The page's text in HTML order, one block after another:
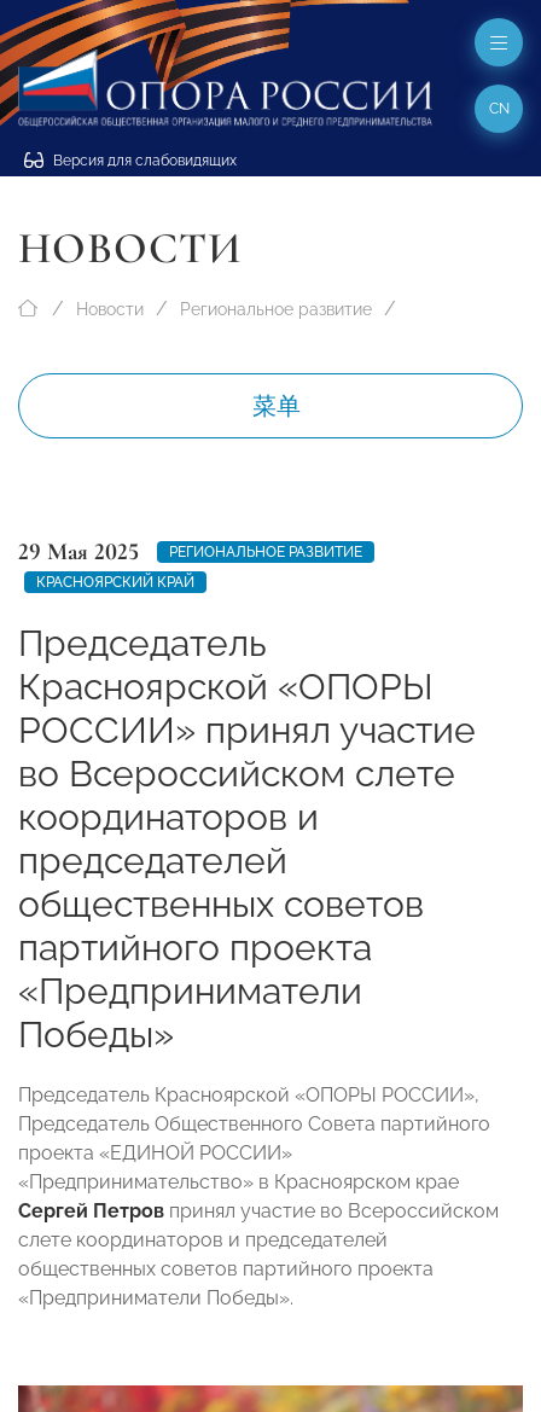
Версия для слабовидящих
CN
НОВОСТИ
Новости Региональное развитие
菜单
29 Мая 2025
РЕГИОНАЛЬНОЕ РАЗВИТИЕ
КРАСНОЯРСКИЙ КРАЙ
Председатель
Красноярской «ОПОРЫ
РОССИИ» принял участие
во Всероссийском слете
координаторов и
председателей
общественных советов
партийного проекта
«Предприниматели
Победы»
Председатель Красноярской «ОПОРЫ РОССИИ»,
Председатель Общественного Совета партийного
проекта «ЕДИНОЙ РОССИИ»
«Предпринимательство» в Красноярском крае
Сергей Петров принял участие во Всероссийском
слете координаторов и председателей
общественных советов партийного проекта
«Предприниматели Победы».